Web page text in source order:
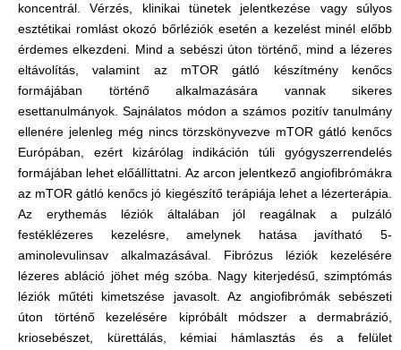
koncentrál. Vérzés, klinikai tünetek jelentkezése vagy súlyos
esztétikai romlást okozó bőrléziók esetén a kezelést minél előbb
érdemes elkezdeni. Mind a sebészi úton történő, mind a lézeres
eltávolítás, valamint az mTOR gátló készítmény kenőcs
formájában történő alkalmazására vannak sikeres
esettanulmányok. Sajnálatos módon a számos pozitív tanulmány
ellenére jelenleg még nincs törzskönyvezve mTOR gátló kenőcs
Európában, ezért kizárólag indikáción túli gyógyszerrendelés
formájában lehet előállíttatni. Az arcon jelentkező angiofibrómákra
az mTOR gátló kenőcs jó kiegészítő terápiája lehet a lézerterápia.
Az erythemás léziók általában jól reagálnak a pulzáló
festéklézeres kezelésre, amelynek hatása javítható 5-
aminolevulinsav alkalmazásával. Fibrózus léziók kezelésére
lézeres abláció jöhet még szóba. Nagy kiterjedésű, szimptómás
léziók műtéti kimetszése javasolt. Az angiofibrómák sebészeti
úton történő kezelésére kipróbált módszer a dermabrázió,
kriosebészet, kürettálás, kémiai hámlasztás és a felület